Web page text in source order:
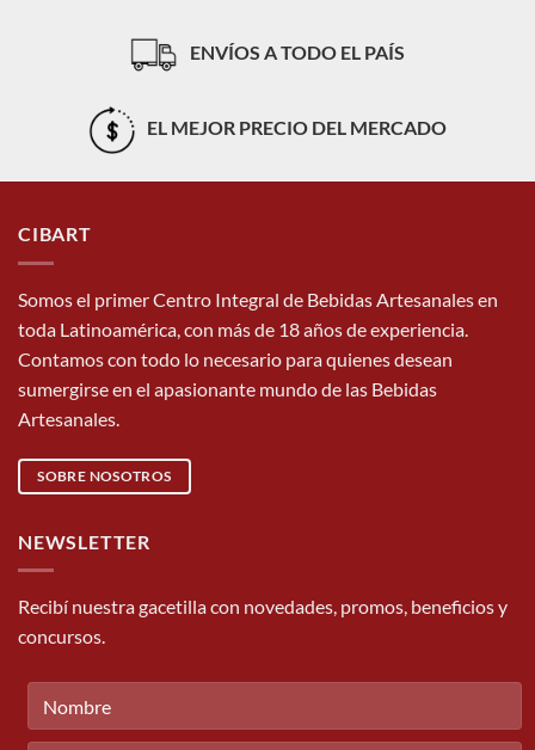
ENVÍOS A TODO EL PAÍS
EL MEJOR PRECIO DEL MERCADO
CIBART
Somos el primer Centro Integral de Bebidas Artesanales en
toda Latinoamérica, con más de 18 años de experiencia.
Contamos con todo lo necesario para quienes desean
sumergirse en el apasionante mundo de las Bebidas
Artesanales.
SOBRE NOSOTROS
NEWSLETTER
Recibí nuestra gacetilla con novedades, promos, beneficios y
concursos.